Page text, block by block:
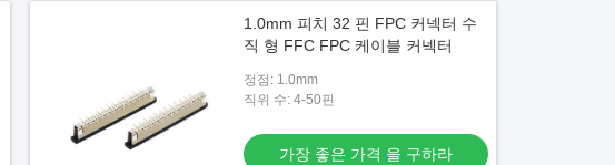
1.0mm 피치 32 핀 FPC 커넥터 수
직 형 FFC FPC 케이블 커넥터
정점: 1.0mm
직위 수: 4-50핀
가장 좋은 가격 을 구하라